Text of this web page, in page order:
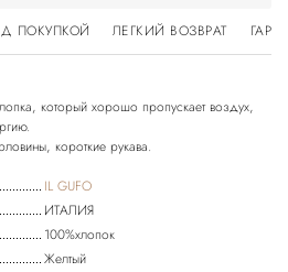
ПОКУПКОЙ ЛЕГКИЙ ВОЗВРАТ
который хорошо пропускает воздух,
IL GUFO
ИТАЛИЯ
100%хлопок
Желтый